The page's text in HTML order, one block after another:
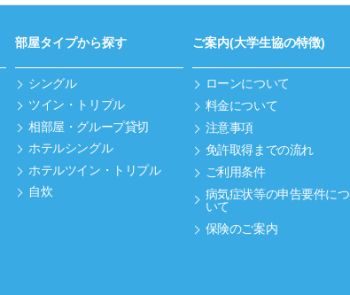
部屋タイプから探す
シングル
ツイン・トリプル
相部屋・グループ貸切
ホテルシングル
ホテルツイン・トリプル
自炊
ご案内(大学生協の特徴)
ローンについて
料金について
注意事項
免許取得までの流れ
ご利用条件
病気症状等の申告要件につ
いて
保険のご案内